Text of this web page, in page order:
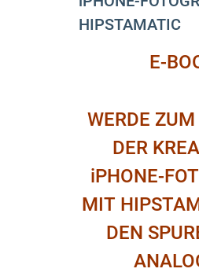
HIPSTAMATIC
E-
WERDE
DER
iPHONE-
MIT
DEN